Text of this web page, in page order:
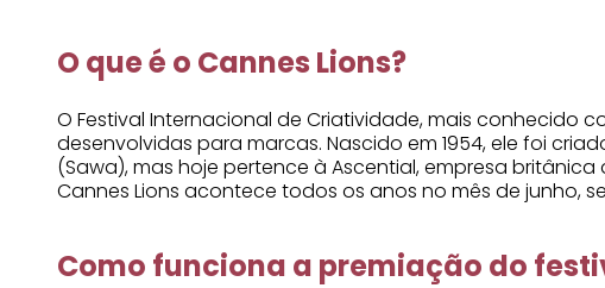
O que é o Cannes Lions?
O Festival Internacional de Criatividade, mais conhecido
desenvolvidas para marcas. Nascido em 1954, ele foi
(Sawa), mas hoje pertence à Ascential, empresa
Cannes Lions acontece todos os anos no mês de junho,
Como funciona a premiação do